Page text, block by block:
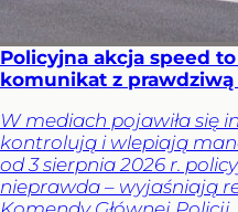
Policyjna akcja speed
komunikat z prawdziwą
W mediach pojawiła się
kontrolują i wlepiają
od 3 sierpnia 2026 r.
nieprawda – wyjaśniają